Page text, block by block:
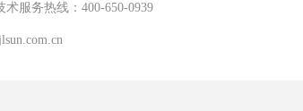
术服务热线：400-650-0939